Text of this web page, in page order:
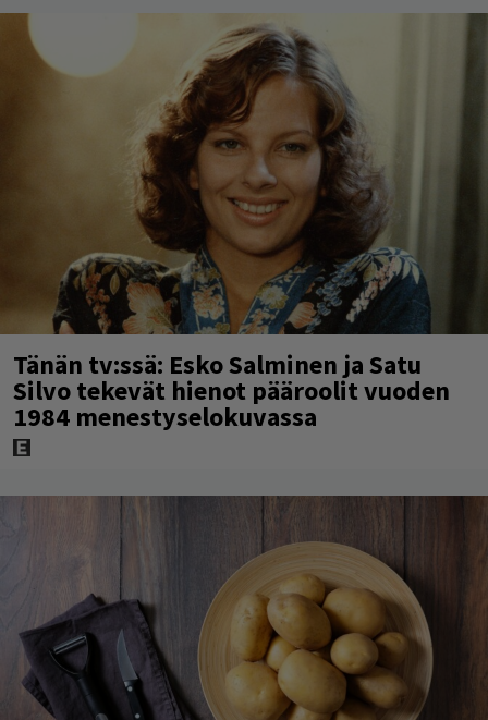
Tänän tv:ssä: Esko Salminen ja Satu
Silvo tekevät hienot pääroolit vuoden
1984 menestyselokuvassa